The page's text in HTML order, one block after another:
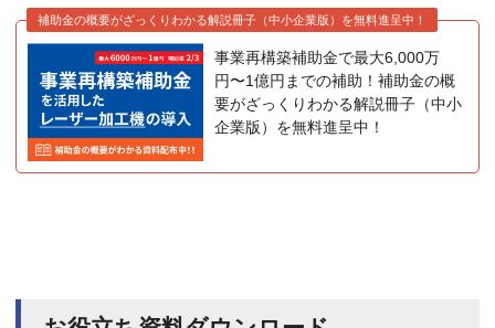
補助金の概要がざっくりわかる解説冊子（中小企業版）を無料進呈中！
事業再構築補助金で最大6,000万
円〜1億円までの補助！補助金の概
要がざっくりわかる解説冊子（中小
企業版）を無料進呈中！